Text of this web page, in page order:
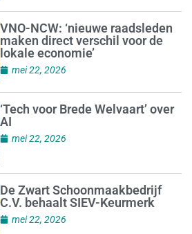
VNO-NCW: ‘nieuwe raadsleden
maken direct verschil voor de
lokale economie’
mei 22, 2026
‘Tech voor Brede Welvaart’ over
AI
mei 22, 2026
De Zwart Schoonmaakbedrijf
C.V. behaalt SIEV-Keurmerk
mei 22, 2026